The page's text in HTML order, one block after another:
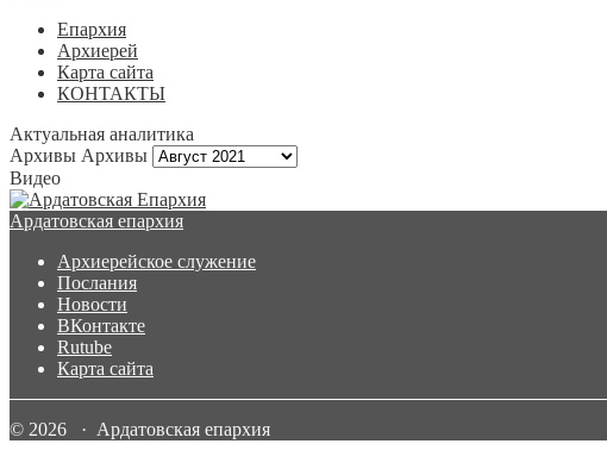
Епархия
Архиерей
Карта сайта
КОНТАКТЫ
Актуальная аналитика
Архивы Архивы
Видео
Ардатовская епархия
Архиерейское служение
Послания
Новости
ВКонтакте
Rutube
Карта сайта
© 2026 · Ардатовская епархия